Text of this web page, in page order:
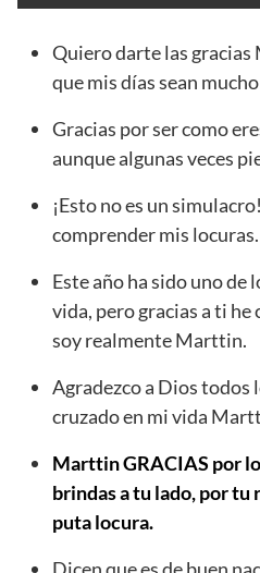
Quiero darte las
que mis días sean
Gracias por ser como
aunque algunas veces
¡Esto no es un
comprender mis locuras.
Este año ha sido uno de
vida, pero gracias a ti
soy realmente Marttin.
Agradezco a Dios todos
cruzado en mi vida
Marttin GRACIAS por
brindas a tu lado, por tu
puta locura.